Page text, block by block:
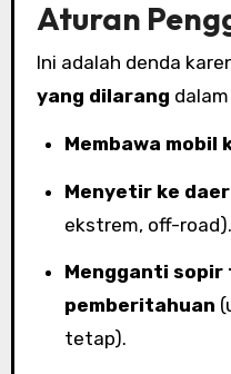
Aturan
Ini adalah denda
yang dilarang
Membawa
Menyetir ke
ekstrem, off-road).
Mengganti sopir tanpa
pemberitahuan
tetap).